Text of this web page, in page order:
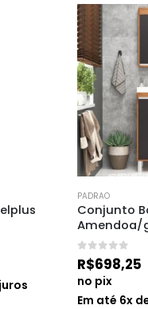
PADRAO
Conjunto
Amendoa/
de 5
R$698,25
no pix
Em até 6x